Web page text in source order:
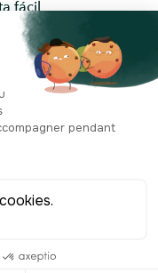
fácil
de los
Aquí,
Mozart
ante la
a tocar
hoy se
de los